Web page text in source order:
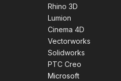
Rhino 3D
Lumion
Cinema 4D
Vectorworks
Solidworks
PTC Creo
Microsoft